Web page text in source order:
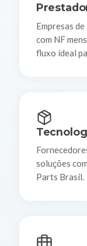
Empresas
com NF
fluxo ideal
soluções
Parts Brasil.